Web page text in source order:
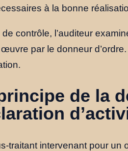
à la bonne
de contrôle, l’auditeur
par le donneur
de la
traitant intervenant pour un